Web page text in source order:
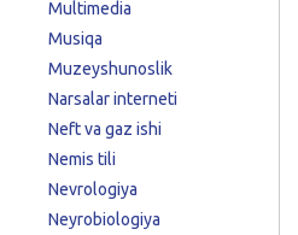
Multimedia
Musiqa
Muzeyshunoslik
Narsalar interneti
Neft va gaz ishi
Nemis tili
Nevrologiya
Neyrobiologiya